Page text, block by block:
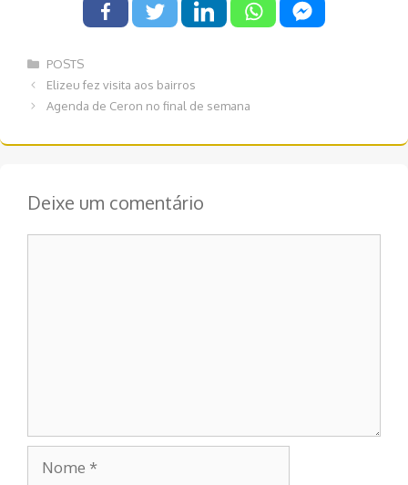
Categorias
POSTS
Navegação
Elizeu fez visita aos bairros
Agenda de Ceron no final de semana
Deixe um comentário